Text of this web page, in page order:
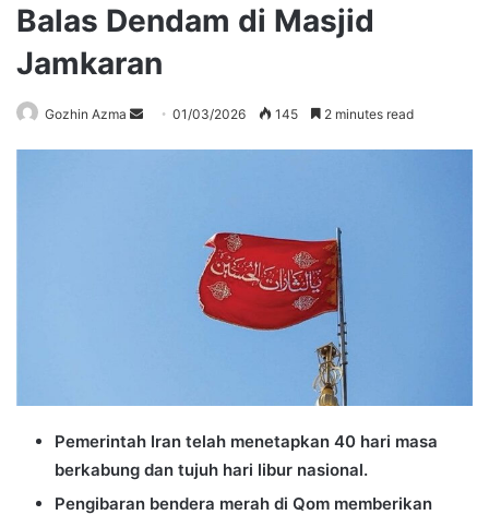
Balas Dendam di Masjid
Jamkaran
Gozhin Azma
Send01/03/2026 145 2 minutes read
Pemerintah Iran telah menetapkan 40 hari masa
berkabung dan tujuh hari libur nasional.
Pengibaran bendera merah di Qom memberikan